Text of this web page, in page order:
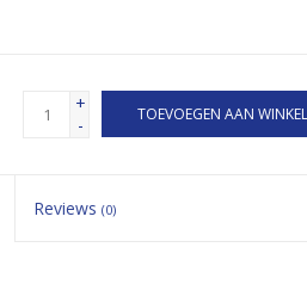
+
-
TOEVOEGEN AAN
Reviews(0)